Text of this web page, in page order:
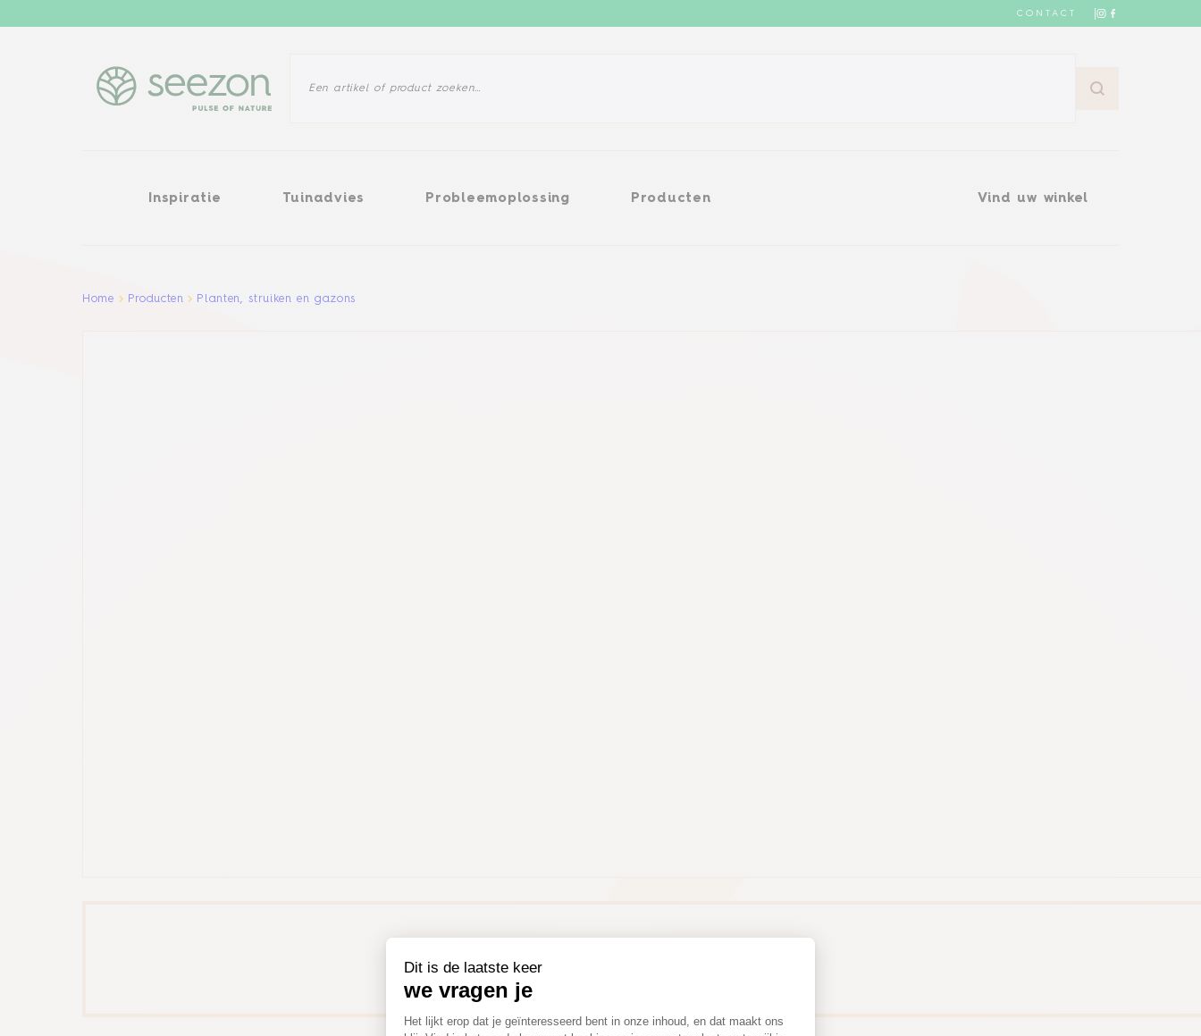
CONTACT
Inspiratie Tuinadvies Probleemoplossing Producten Vind uw winkel
InspiratieTuinadviesProbleemoplossingProducten Vind uw winkel
Home Producten Planten, struiken en gazons